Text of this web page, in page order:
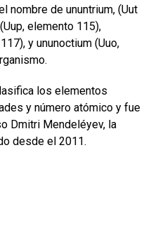
nombre de ununtrium, (Uut
elemento 115),
y ununoctium (Uuo,
los elementos
y número atómico y fue
Dmitri Mendeléyev, la
desde el 2011.